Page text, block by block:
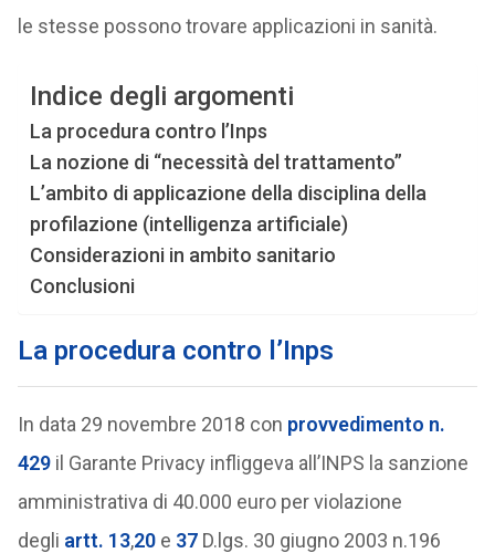
le stesse possono trovare applicazioni in sanità.
Indice degli argomenti
La procedura contro l’Inps
La nozione di “necessità del trattamento”
L’ambito di applicazione della disciplina della
profilazione (intelligenza artificiale)
Considerazioni in ambito sanitario
Conclusioni
La procedura contro l’Inps
In data 29 novembre 2018 con provvedimento n.
429il Garante Privacy infliggeva all’INPS la sanzione
amministrativa di 40.000 euro per violazione
degli artt. 13,20e 37D.lgs. 30 giugno 2003 n.196